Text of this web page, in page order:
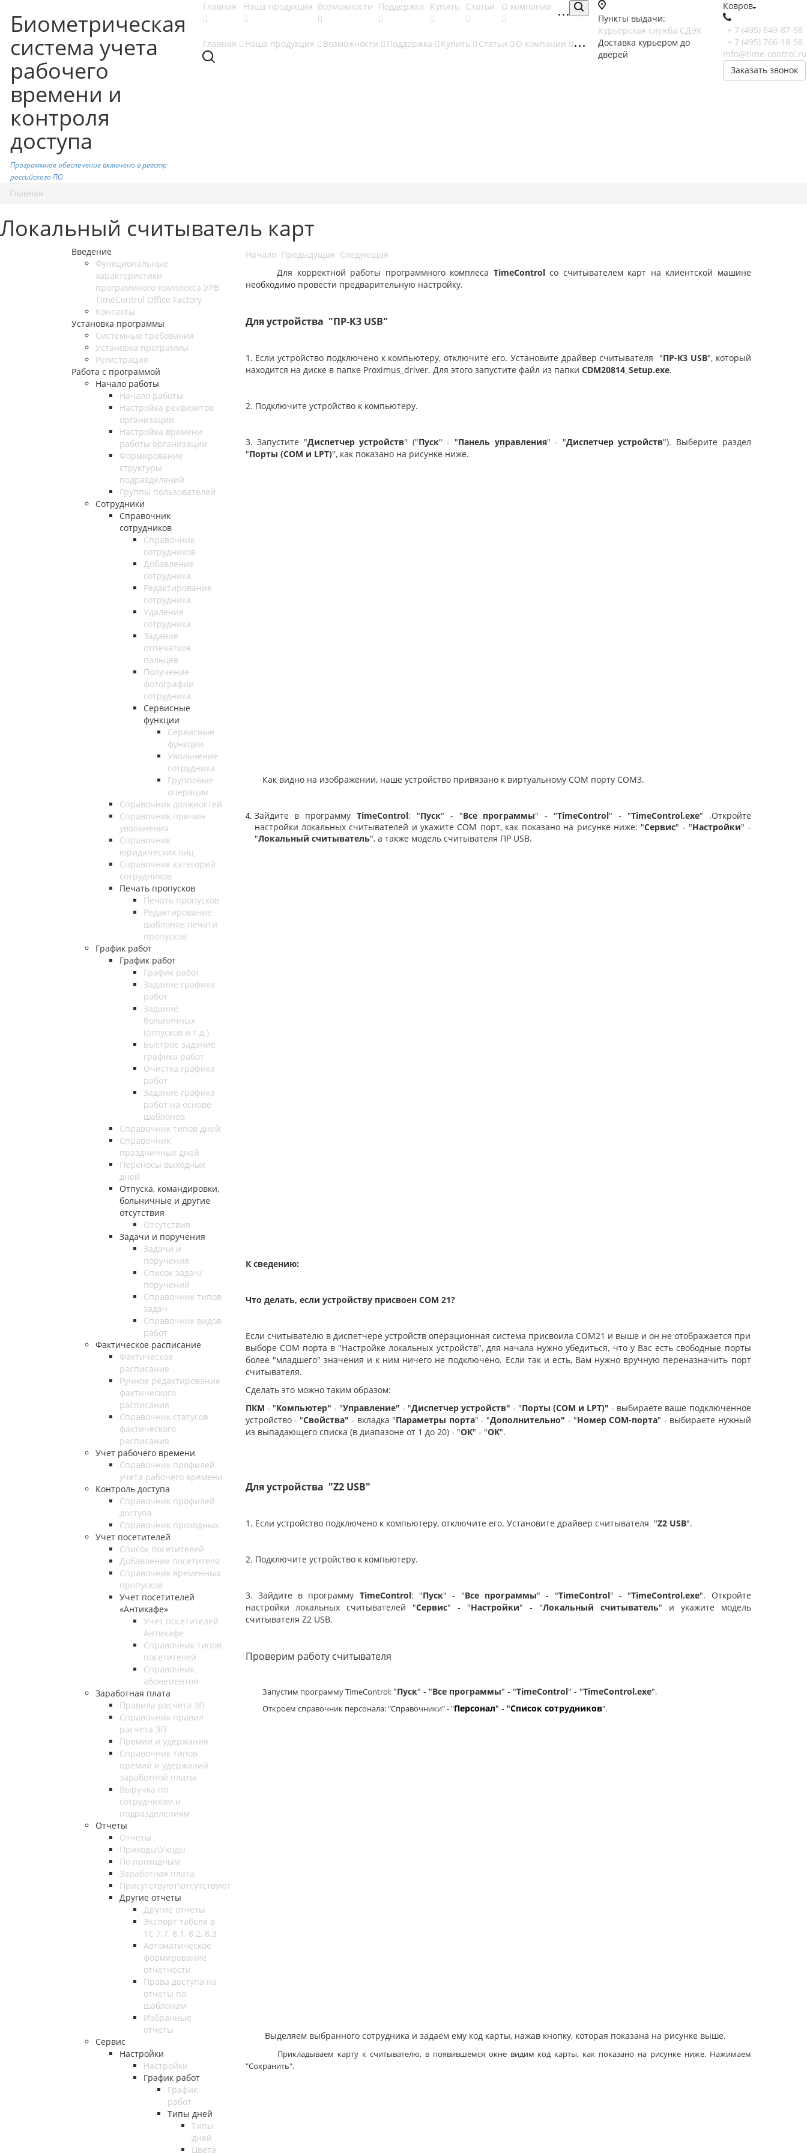
Биометрическая
система учета
рабочего
времени и
контроля
доступа
Программное обеспечение включено в реестр
российского ПО
Ковров
+ 7 (495) 649-87-58
+ 7 (495) 766-18-58
info@time-control.ru
Заказать звонок
Пункты выдачи:
Курьерская служба СДЭК
Доставка курьером до
дверей
Главная Наша продукция Возможности Поддержка Купить Статьи О компании
Главная Наша продукция Возможности Поддержка Купить Статьи О компании
Главная
Локальный считыватель карт
Введение
Функциональные
характеристики
программного комплекса УРВ
TimeControl Office Factory
Контакты
Установка программы
Системные требования
Установка программы
Регистрация
Работа с программой
Начало работы
Начало работы
Настройка реквизитов
организации
Настройка времени
работы организации
Формирование
структуры
подразделений
Группы пользователей
Сотрудники
Справочник
сотрудников
Справочник
сотрудников
Добавление
сотрудника
Редактирование
сотрудника
Удаление
сотрудника
Задание
отпечатков
пальцев
Получение
фотографии
сотрудника
Сервисные
функции
Сервисные
функции
Увольнение
сотрудника
Групповые
операции
Справочник должностей
Справочник причин
увольнения
Справочник
юридических лиц
Справочник категорий
сотрудников
Печать пропусков
Печать пропусков
Редактирование
шаблонов печати
пропусков
График работ
График работ
График работ
Задание графика
работ
Задание
больничных
(отпусков и т.д.)
Быстрое задание
графика работ
Очистка графика
работ
Задание графика
работ на основе
шаблонов
Справочник типов дней
Справочник
праздничных дней
Переносы выходных
дней
Отпуска, командировки,
больничные и другие
отсутствия
Отсутствия
Задачи и поручения
Задачи и
поручения
Список задач/
поручений
Справочник типов
задач
Справочник видов
работ
Фактическое расписание
Фактическое
расписание
Ручное редактирование
фактического
расписания
Справочник статусов
фактического
расписания
Учет рабочего времени
Справочник профилей
учета рабочего времени
Контроль доступа
Справочник профилей
доступа
Справочник проходных
Учет посетителей
Список посетителей
Добавление посетителя
Справочник временных
пропусков
Учет посетителей
«Антикафе»
Учет посетителей
Антикафе
Справочник типов
посетителей
Справочник
абонементов
Заработная плата
Правила расчета ЗП
Справочник правил
расчета ЗП
Премии и удержания
Справочник типов
премий и удержаний
заработной платы
Выручка по
сотрудникам и
подразделениям
Отчеты
Отчеты
Приходы\Уходы
По проходным
Заработная плата
Присутствуют\отсутствуют
Другие отчеты
Другие отчеты
Экспорт табеля в
1С 7.7, 8.1, 8.2, 8.3
Автоматическое
формирование
отчетности
Права доступа на
отчеты по
шаблонам
Избранные
отчеты
Сервис
Настройки
Настройки
График работ
График
работ
Типы дней
Типы
дней
Цвета
Начало Предыдущая Следующая
Для корректной работы программного комплеса TimeControlcо считывателем карт на клиентской машине
необходимо провести предварительную настройку.
Для устройства "ПР-К3 USB"
1. Если устройство подключено к компьютеру, отключите его. Установите драйвер считывателя "ПР-К3 USB", который
находится на диске в папке Proximus_driver. Для этого запустите файл из папки CDM20814_Setup.exe.
2. Подключите устройство к компьютеру.
3. Запустите "Диспетчер устройств" ("Пуск" - "Панель управления" - "Диспетчер устройств"). Выберите раздел
"Порты (COM и LPT)'', как показано на рисунке ниже.
Как видно на изображении, наше устройство привязано к виртуальному COM порту COM3.
4. Зайдите в программу TimeControl: "Пуск" - "Все программы" - "TimeControl" - "TimeControl.exe" .Откройте
настройки локальных считывателей и укажите COM порт, как показано на рисунке ниже: "Сервис" - "Настройки" -
"Локальный считыватель", а также модель считывателя ПР USB.
К сведению:
Что делать, если устройству присвоен COM 21?
Если считывателю в диспетчере устройств операционная система присвоила COM21 и выше и он не отображается при
выборе COM порта в "Настройке локальных устройств", для начала нужно убедиться, что у Вас есть свободные порты
более "младшего" значения и к ним ничего не подключено. Если так и есть, Вам нужно вручную переназначить порт
считывателя.
Сделать это можно таким образом:
ПКМ - "Компьютер" - "Управление" - "Диспетчер устройств" - "Порты (COM и LPT)" - выбираете ваше подключенное
устройство - "Свойства" - вкладка "Параметры порта" - "Дополнительно" - "Номер COM-порта" - выбираете нужный
из выпадающего списка (в диапазоне от 1 до 20) - "ОК" - "ОК".
Для устройства "Z2 USB"
1. Если устройство подключено к компьютеру, отключите его. Установите драйвер считывателя "Z2 USB".
2. Подключите устройство к компьютеру.
3. Зайдите в программу TimeControl: "Пуск" - "Все программы" - "TimeControl" - "TimeControl.exe". Откройте
настройки локальных считывателей "Сервис" - "Настройки" - "Локальный считыватель" и укажите модель
считывателя Z2 USB.
Проверим работу считывателя
Запустим программуTimeControl: "Пуск" - "Все программы" - "TimeControl" - "TimeControl.exe".
Откроем справочник персонала: "Справочники" - "Персонал" - "Список сотрудников".
Выделяем выбранного сотрудника и задаем ему код карты, нажав кнопку, которая показана на рисунке выше.
Прикладываем карту к считывателю, в появившемся окне видим код карты, как показано на рисунке ниже. Нажимаем
"Сохранить".